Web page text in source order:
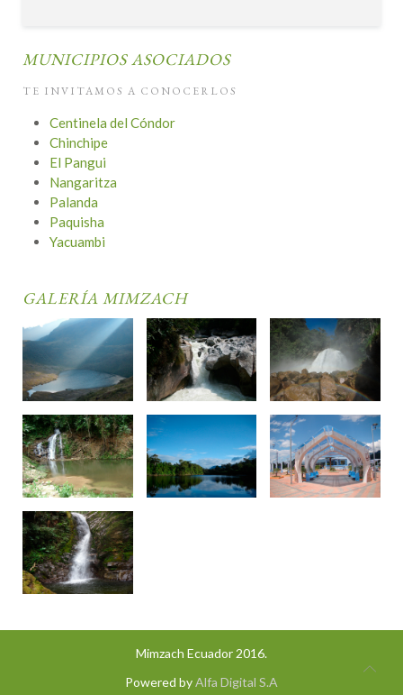
MUNICIPIOS ASOCIADOS
TE INVITAMOS A CONOCERLOS
Centinela del Cóndor
Chinchipe
El Pangui
Nangaritza
Palanda
Paquisha
Yacuambi
GALERÍA MIMZACH
Mimzach Ecuador 2016.
Powered byAlfa Digital S.A